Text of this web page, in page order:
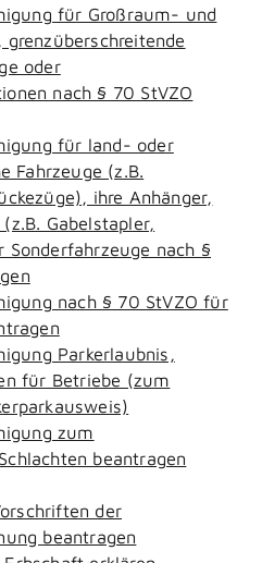
für Großraum- und
oder
nach § 70 StVZO
für land- oder
Fahrzeuge (z.B.
ihre Anhänger,
Gabelstapler,
Sonderfahrzeuge nach §
nach § 70 StVZO für
Parkerlaubnis,
für Betriebe (zum
zum
beantragen
der
beantragen